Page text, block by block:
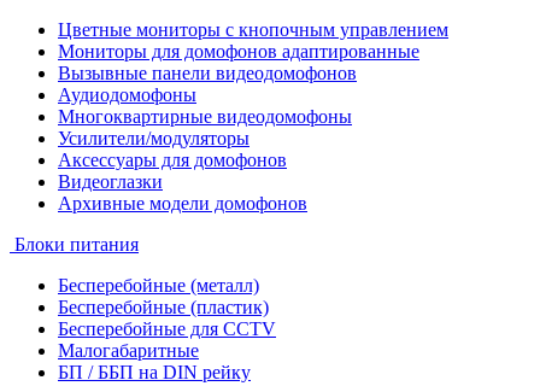
Цветные мониторы с кнопочным управлением
Мониторы для домофонов адаптированные
Вызывные панели видеодомофонов
Аудиодомофоны
Многоквартирные видеодомофоны
Усилители/модуляторы
Аксессуары для домофонов
Видеоглазки
Архивные модели домофонов
Блоки питания
Бесперебойные (металл)
Бесперебойные (пластик)
Бесперебойные для CCTV
Малогабаритные
БП / ББП на DIN рейку